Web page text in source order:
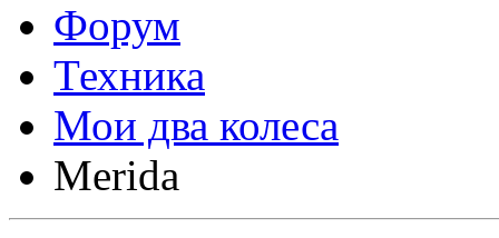
Форум
Техника
Мои два колеса
Merida